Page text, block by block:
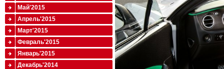
Май'2015
Апрель'2015
Март'2015
Февраль'2015
Январь'2015
Декабрь'2014